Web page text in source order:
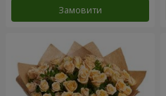
Замовити